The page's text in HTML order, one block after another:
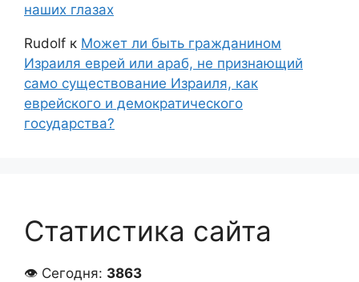
наших глазах
Rudolf к Может ли быть гражданином
Израиля еврей или араб, не признающий
само существование Израиля, как
еврейского и демократического
государства?
Статистика сайта
👁 Сегодня: 3863